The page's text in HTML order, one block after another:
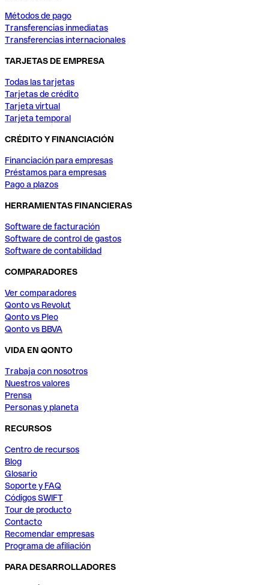
Métodos de pago
Transferencias inmediatas
Transferencias internacionales
TARJETAS DE EMPRESA
Todas las tarjetas
Tarjetas de crédito
Tarjeta virtual
Tarjeta temporal
CRÉDITO Y FINANCIACIÓN
Financiación para empresas
Préstamos para empresas
Pago a plazos
HERRAMIENTAS FINANCIERAS
Software de facturación
Software de control de gastos
Software de contabilidad
COMPARADORES
Ver comparadores
Qonto vs Revolut
Qonto vs Pleo
Qonto vs BBVA
VIDA EN QONTO
Trabaja con nosotros
Nuestros valores
Prensa
Personas y planeta
RECURSOS
Centro de recursos
Blog
Glosario
Soporte y FAQ
Códigos SWIFT
Tour de producto
Contacto
Recomendar empresas
Programa de afiliación
PARA DESARROLLADORES